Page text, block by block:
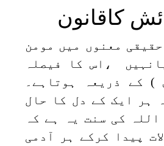
کاقانون
معنوں میں مومن
،اس کا فیصلہ
) کے ذریعہ ہوتاہے۔
ہر ایک کے دل کا حال
کی سنت یہ ہے کہ
پیدا کرکے ہر آدمی